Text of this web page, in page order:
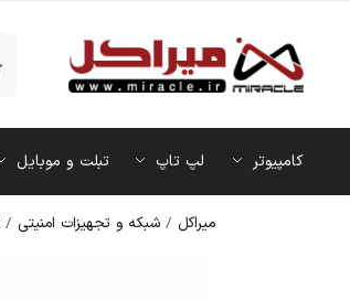
کامپیوتر لپ تاپ تبلت و موبایل
میراکل /شبکه و تجهیزات امنیتی /